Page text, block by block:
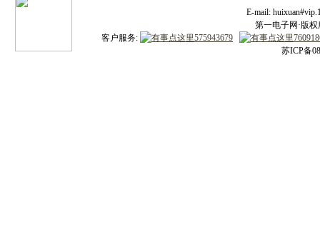
E-mail:
第一电子网·版权
客户服务:
苏ICP备